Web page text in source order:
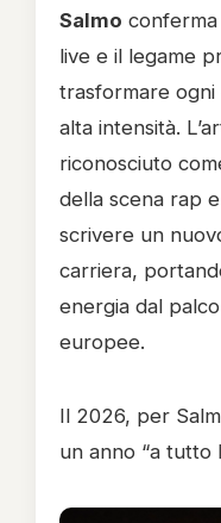
Salmo
live e il legame
trasformare
alta intensità.
riconosciuto
della scena rap
scrivere un
carriera,
energia dal
europee.
Il 2026, per
un anno “a tutto